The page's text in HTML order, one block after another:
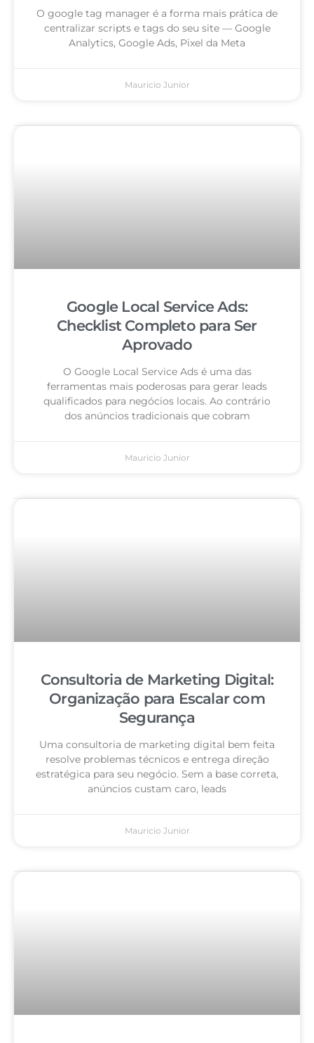
O google tag manager é a forma mais prática de
centralizar scripts e tags do seu site — Google
Analytics, Google Ads, Pixel da Meta
Mauricio Junior
Google Local Service Ads:
Checklist Completo para Ser
Aprovado
O Google Local Service Ads é uma das
ferramentas mais poderosas para gerar leads
qualificados para negócios locais. Ao contrário
dos anúncios tradicionais que cobram
Mauricio Junior
Consultoria de Marketing Digital:
Organização para Escalar com
Segurança
Uma consultoria de marketing digital bem feita
resolve problemas técnicos e entrega direção
estratégica para seu negócio. Sem a base correta,
anúncios custam caro, leads
Mauricio Junior